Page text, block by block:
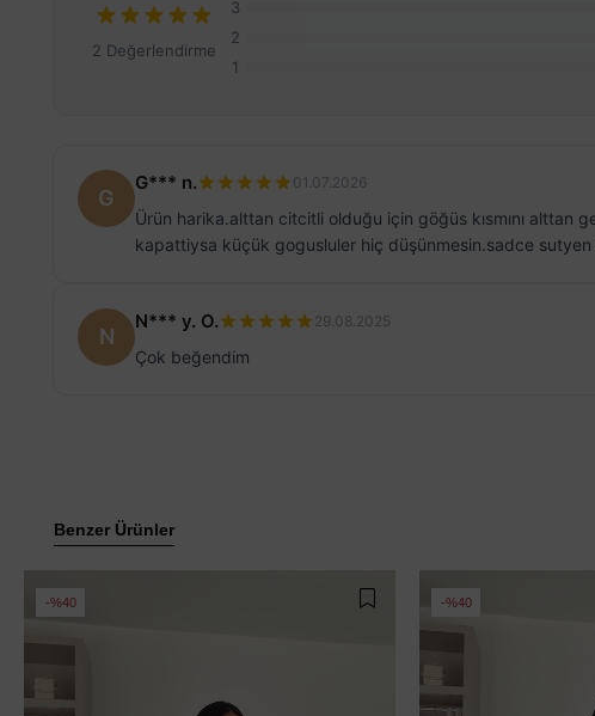
2 Değerlendirme
3
2
1
G
G*** n. 01.07.2026
Ürün harika.alttan citcitli olduğu için göğüs kısmını
kapattiysa küçük gogusluler hiç düşünmesin.sadce
N
N*** y. O. 29.08.2025
Çok beğendim
Benzer Ürünler
%40 %40